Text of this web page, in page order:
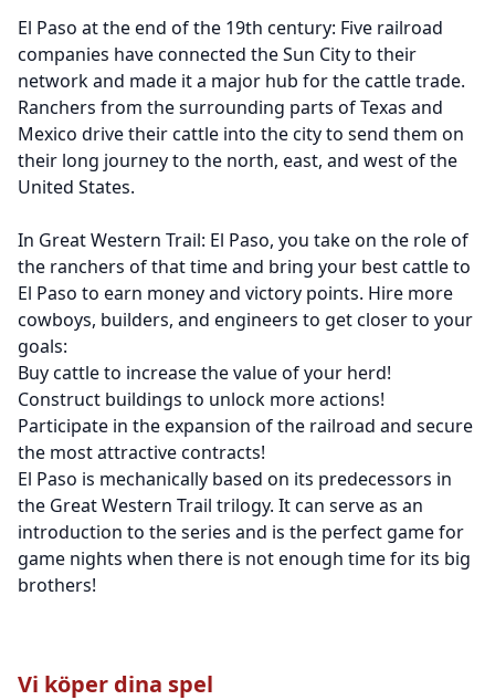
El Paso at the end of the 19th century: Five railroad
companies have connected the Sun City to their
network and made it a major hub for the cattle trade.
Ranchers from the surrounding parts of Texas and
Mexico drive their cattle into the city to send them on
their long journey to the north, east, and west of the
United States.
In Great Western Trail: El Paso, you take on the role of
the ranchers of that time and bring your best cattle to
El Paso to earn money and victory points. Hire more
cowboys, builders, and engineers to get closer to your
goals:
Buy cattle to increase the value of your herd!
Construct buildings to unlock more actions!
Participate in the expansion of the railroad and secure
the most attractive contracts!
El Paso is mechanically based on its predecessors in
the Great Western Trail trilogy. It can serve as an
introduction to the series and is the perfect game for
game nights when there is not enough time for its big
brothers!
Vi köper dina spel